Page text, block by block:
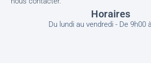
Horaires
Du lundi au vendredi - De 9h00